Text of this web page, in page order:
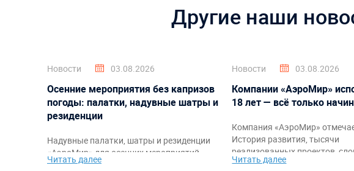
Другие наши
Новости 03.08.2026
Осенние мероприятия без капризов
погоды: палатки, надувные шатры и
резиденции
Надувные палатки, шатры и резиденции
«АэроМир» для осенних мероприятий,
фестивалей, корпоративов, спортивных
Читать далее
Новости 03.08.2026
Компании «АэроМир»
18 лет — всё только
Компания «АэроМир»
История развития, тысячи
реализованных проектов,
благодарности клиентам,
Читать далее